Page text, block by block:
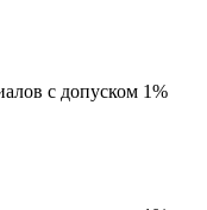
с допуском 1%